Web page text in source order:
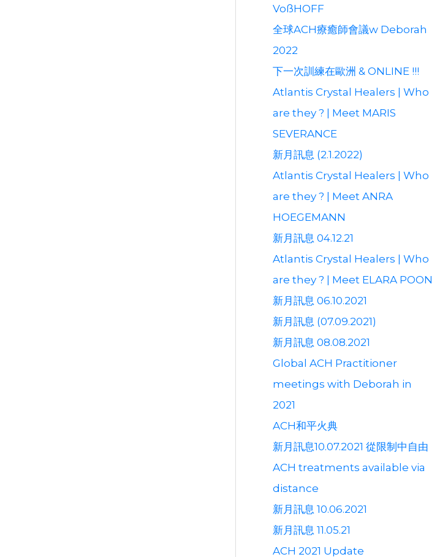
VoßHOFF
全球ACH療癒師會議w Deborah
2022
下一次訓練在歐洲 & ONLINE !!!
Atlantis Crystal Healers | Who
are they ? | Meet MARIS
SEVERANCE
新月訊息 (2.1.2022)
Atlantis Crystal Healers | Who
are they ? | Meet ANRA
HOEGEMANN
新月訊息 04.12.21
Atlantis Crystal Healers | Who
are they ? | Meet ELARA POON
新月訊息 06.10.2021
新月訊息 (07.09.2021)
新月訊息 08.08.2021
Global ACH Practitioner
meetings with Deborah in
2021
ACH和平火典
新月訊息10.07.2021 從限制中自由
ACH treatments available via
distance
新月訊息 10.06.2021
新月訊息 11.05.21
ACH 2021 Update